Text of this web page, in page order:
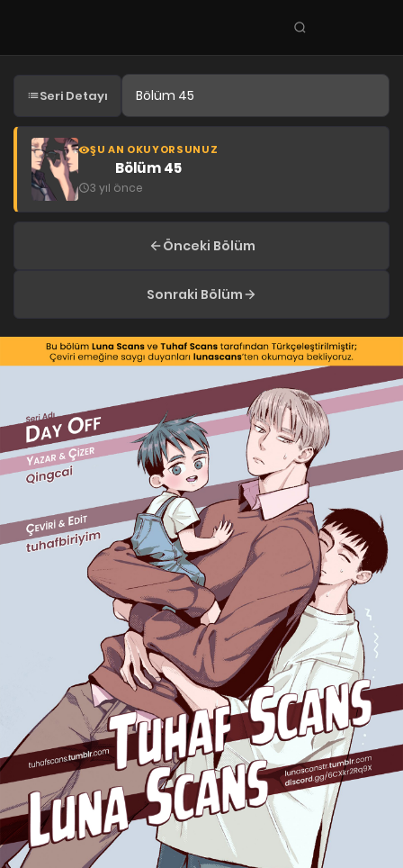
Seri
ara
KEŞFET
En Sevilenler
Trend Seriler
Tamamlanan Seriler
Planlanan Seriler
Yaoi
Yuri
Seri Detayı
ŞU AN OKUYORSUNUZ
Bölüm 45
3 yıl önce
Önceki Bölüm
Sonraki Bölüm